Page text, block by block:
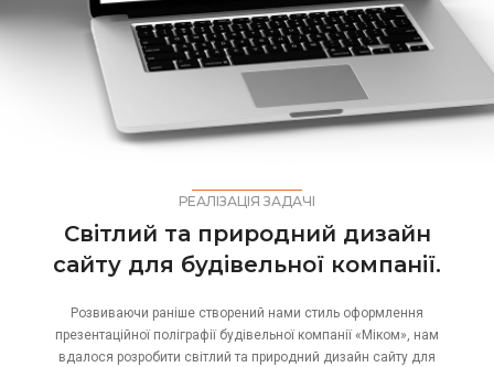
РЕАЛІЗАЦІЯ ЗАДАЧІ
Світлий та природний дизайн
сайту для будівельної компанії.
Розвиваючи раніше створений нами стиль оформлення
презентаційної поліграфії будівельної компанії «Міком», нам
вдалося розробити світлий та природний дизайн сайту для